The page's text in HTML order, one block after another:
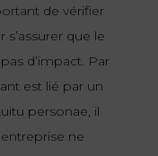
de vérifier
que le
d’impact. Par
est lié par un
personae, il
ne